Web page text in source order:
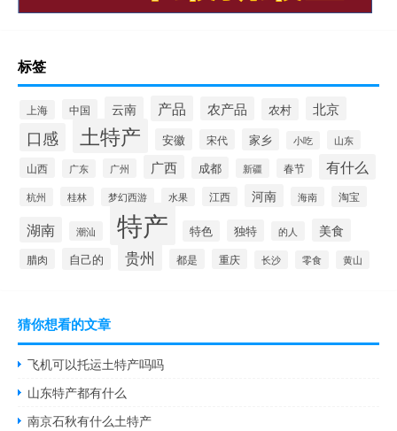
标签
上海 中国 云南 产品 农产品 农村 北京
口感 土特产 安徽 宋代 家乡 小吃 山东
山西 广东 广州 广西 成都 新疆 春节 有什么
杭州 桂林 梦幻西游 水果 江西 河南 海南 淘宝
湖南 潮汕 特产 特色 独特 的人 美食
腊肉 自己的 贵州 都是 重庆 长沙 零食 黄山
猜你想看的文章
飞机可以托运土特产吗吗
山东特产都有什么
南京石秋有什么土特产